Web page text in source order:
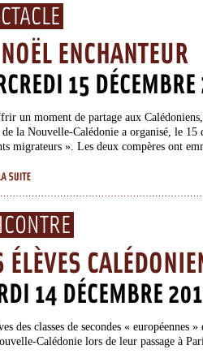
ENCHANTEUR
15
un moment de partage aux
la Nouvelle-Calédonie a organisé, le
migrateurs ». Les deux compères ont
ÉLÈVES
14 DÉCEMBRE
des classes de secondes «
Calédonie lors de leur passage à